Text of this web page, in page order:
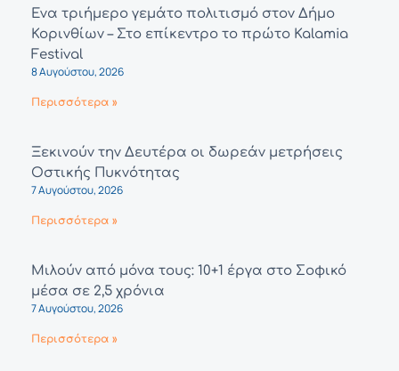
Ένα τριήμερο γεμάτο πολιτισμό στον Δήμο
Κορινθίων – Στο επίκεντρο το πρώτο Kalamia
Festival
8 Αυγούστου, 2026
Περισσότερα »
Ξεκινούν την Δευτέρα οι δωρεάν μετρήσεις
Οστικής Πυκνότητας
7 Αυγούστου, 2026
Περισσότερα »
Μιλούν από μόνα τους: 10+1 έργα στο Σοφικό
μέσα σε 2,5 χρόνια
7 Αυγούστου, 2026
Περισσότερα »